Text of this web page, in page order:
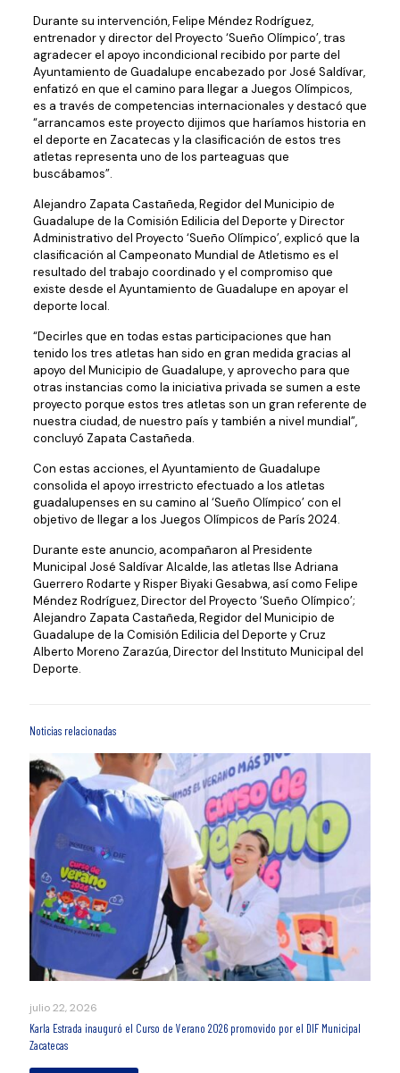
Durante su intervención, Felipe Méndez Rodríguez,
entrenador y director del Proyecto ‘Sueño Olímpico’, tras
agradecer el apoyo incondicional recibido por parte del
Ayuntamiento de Guadalupe encabezado por José Saldívar,
enfatizó en que el camino para llegar a Juegos Olímpicos,
es a través de competencias internacionales y destacó que
“arrancamos este proyecto dijimos que haríamos historia en
el deporte en Zacatecas y la clasificación de estos tres
atletas representa uno de los parteaguas que
buscábamos”.
Alejandro Zapata Castañeda, Regidor del Municipio de
Guadalupe de la Comisión Edilicia del Deporte y Director
Administrativo del Proyecto ‘Sueño Olímpico’, explicó que la
clasificación al Campeonato Mundial de Atletismo es el
resultado del trabajo coordinado y el compromiso que
existe desde el Ayuntamiento de Guadalupe en apoyar el
deporte local.
“Decirles que en todas estas participaciones que han
tenido los tres atletas han sido en gran medida gracias al
apoyo del Municipio de Guadalupe, y aprovecho para que
otras instancias como la iniciativa privada se sumen a este
proyecto porque estos tres atletas son un gran referente de
nuestra ciudad, de nuestro país y también a nivel mundial”,
concluyó Zapata Castañeda.
Con estas acciones, el Ayuntamiento de Guadalupe
consolida el apoyo irrestricto efectuado a los atletas
guadalupenses en su camino al ‘Sueño Olímpico’ con el
objetivo de llegar a los Juegos Olímpicos de París 2024.
Durante este anuncio, acompañaron al Presidente
Municipal José Saldívar Alcalde, las atletas Ilse Adriana
Guerrero Rodarte y Risper Biyaki Gesabwa, así como Felipe
Méndez Rodríguez, Director del Proyecto ‘Sueño Olímpico’;
Alejandro Zapata Castañeda, Regidor del Municipio de
Guadalupe de la Comisión Edilicia del Deporte y Cruz
Alberto Moreno Zarazúa, Director del Instituto Municipal del
Deporte.
Noticias relacionadas
julio 22, 2026
Karla Estrada inauguró el Curso de Verano 2026 promovido por el DIF Municipal
Zacatecas